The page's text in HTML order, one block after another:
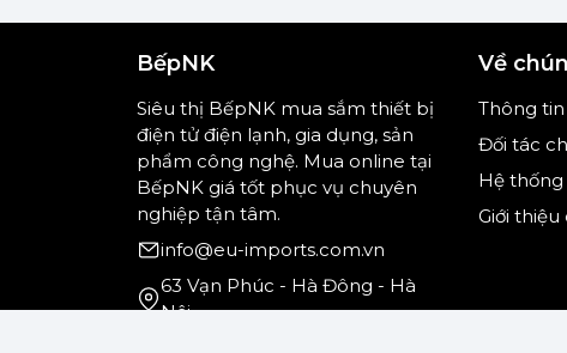
BếpNK
Siêu thị BếpNK mua sắm thiết bị
điện tử điện lạnh, gia dụng, sản
phẩm công nghệ. Mua online tại
BếpNK giá tốt phục vụ chuyên
nghiệp tận tâm.
info@eu-imports.com.vn
63 Vạn Phúc - Hà Đông - Hà
Nội
Về
Thông
Đối tác
Hệ
Giới